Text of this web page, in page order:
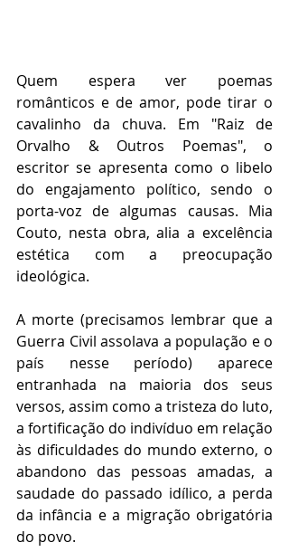
Quem espera ver poemas
românticos e de amor, pode tirar o
cavalinho da chuva. Em "Raiz de
Orvalho & Outros Poemas", o
escritor se apresenta como o libelo
do engajamento político, sendo o
porta-voz de algumas causas. Mia
Couto, nesta obra, alia a excelência
estética com a preocupação
ideológica.
A morte (precisamos lembrar que a
Guerra Civil assolava a população e o
país nesse período) aparece
entranhada na maioria dos seus
versos, assim como a tristeza do luto,
a fortificação do indivíduo em relação
às dificuldades do mundo externo, o
abandono das pessoas amadas, a
saudade do passado idílico, a perda
da infância e a migração obrigatória
do povo.